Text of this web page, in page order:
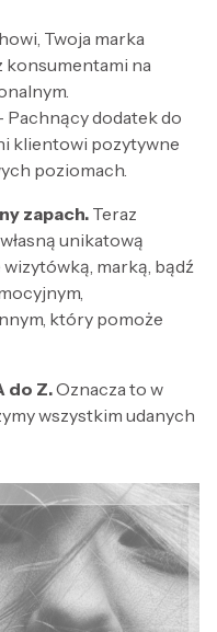
Twoja marka
konsumentami na
Pachnący dodatek do
klientowi pozytywne
poziomach.
zapach. Teraz
unikatową
marką, bądź
który pomoże
do Z.Oznacza to w
wszystkim udanych